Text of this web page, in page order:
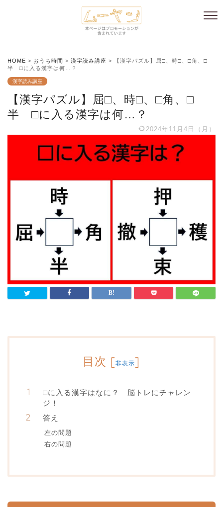
HOME > おうち時間 > 漢字読み講座 >
【漢字パズル】屈□、時□、□角、□
半 □に入る漢字は何…？
漢字読み講座
【漢字パズル】屈□、時□、□角、□
半 □に入る漢字は何…？
2024年11月4日（月）
目次 [非表示]
□に入る漢字はなに？ 脳トレにチャレン
ジ！
答え
左の問題
右の問題